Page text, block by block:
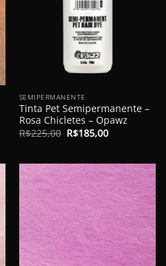
SEMIPERMANENTE
Tinta Pet Semipermanente –
Rosa Chicletes – Opawz
R$225,00 O
preço
R$225,00.
R$185,00O
preço
R$185,00.